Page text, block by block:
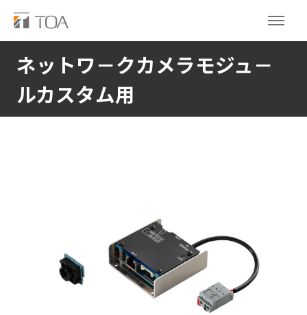
ネットワ－クカメラモジュ－
ルカスタム用